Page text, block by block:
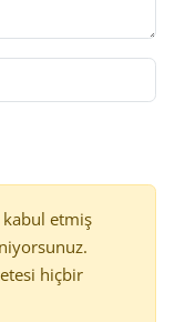
kabul etmiş
hiçbir